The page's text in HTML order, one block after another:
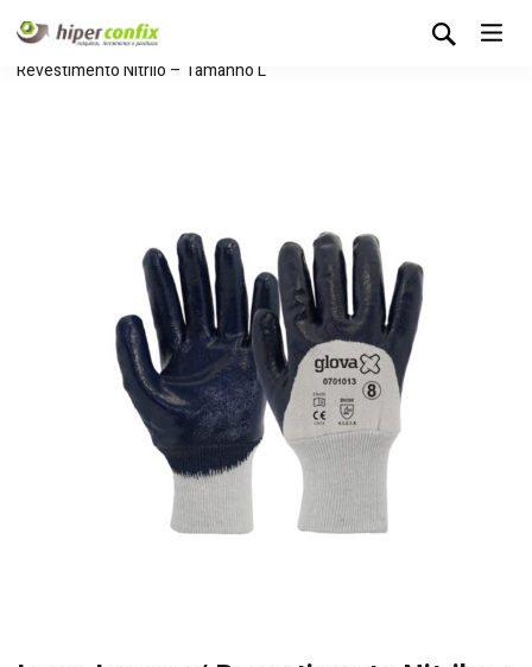
Início Loja Hipertintas
Luva Jersey c/
Revestimento Nitrilo – Tamanho L